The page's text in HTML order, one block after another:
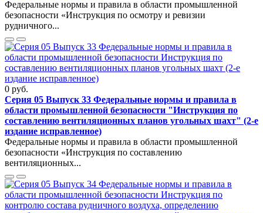
Федеральные нормы и правила в области промышленной
безопасности «Инструкция по осмотру и ревизии
рудничного...
0 руб.
Серия 05 Выпуск 33 Федеральные нормы и правила в
области промышленной безопасности "Инструкция по
составлению вентиляционных планов угольных шахт" (2-е
издание исправленное)
Федеральные нормы и правила в области промышленной
безопасности «Инструкция по составлению
вентиляционных...